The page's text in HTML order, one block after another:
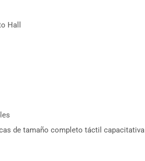
Hall
de tamaño completo táctil capacitativa